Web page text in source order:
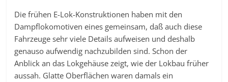
Die frühen E-Lok-Konstruktionen haben mit den
Dampflokomotiven eines gemeinsam, daß auch diese
Fahrzeuge sehr viele Details aufweisen und deshalb
genauso aufwendig nachzubilden sind. Schon der
Anblick an das Lokgehäuse zeigt, wie der Lokbau früher
aussah. Glatte Oberflächen waren damals ein